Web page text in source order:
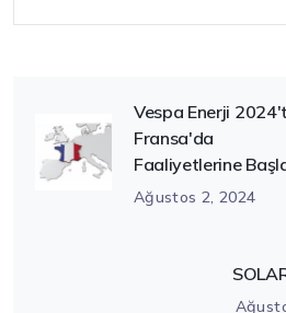
Vespa Enerji
Fransa'da
Faaliyetlerine
Ağustos 2, 2024